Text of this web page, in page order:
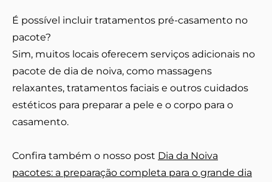
É possível incluir tratamentos pré-casamento no
pacote?
Sim, muitos locais oferecem serviços adicionais no
pacote de dia de noiva, como massagens
relaxantes, tratamentos faciais e outros cuidados
estéticos para preparar a pele e o corpo para o
casamento.
Confira também o nosso post Dia da Noiva
pacotes: a preparação completa para o grande dia